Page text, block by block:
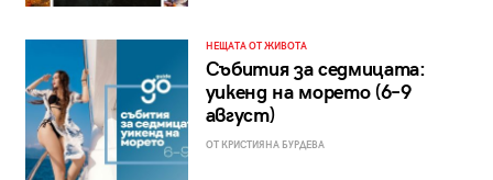
НЕЩАТА ОТ ЖИВОТА
Събития за седмицата:
уикенд на морето (6–9
август)
ОТ КРИСТИЯНА БУРДЕВА